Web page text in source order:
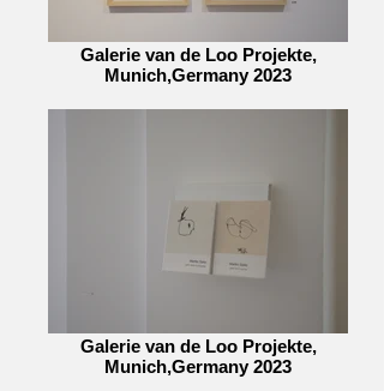
Galerie van de Loo Projekte,
Munich,Germany 2023
Galerie van de Loo Projekte,
Munich,Germany 2023